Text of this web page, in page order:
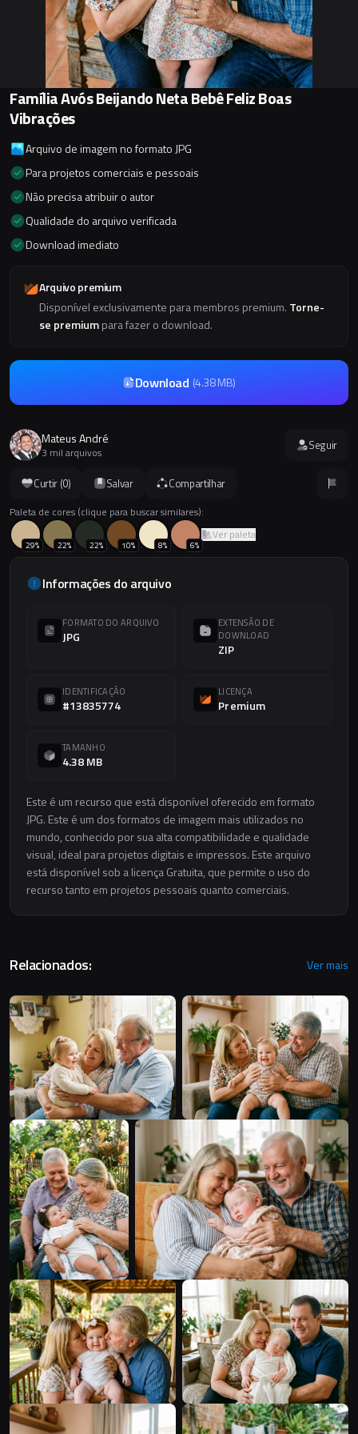
Curtir (0) Salvar Compartilhar
Paleta de cores (clique para buscar similares):
29% 22% 22% 10% 8% 6%
Ver paleta
Informações do arquivo
FORMATO DO ARQUIVO
JPG
EXTENSÃO DE
DOWNLOAD
ZIP
IDENTIFICAÇÃO
#13835774
LICENÇA
Premium
TAMANHO
4.38 MB
Este é um recurso que está disponível oferecido em formato
JPG. Este é um dos formatos de imagem mais utilizados no
mundo, conhecido por sua alta compatibilidade e qualidade
visual, ideal para projetos digitais e impressos. Este arquivo
está disponível sob a licença Gratuita, que permite o uso do
recurso tanto em projetos pessoais quanto comerciais.
Família Avós Beijando Neta Bebê Feliz Boas
Vibrações
Arquivo de imagem no formato JPG
Para projetos comerciais e pessoais
Não precisa atribuir o autor
Qualidade do arquivo verificada
Download imediato
Arquivo premium
Disponível exclusivamente para membros premium. Torne-
se premiumpara fazer o download.
Download (4.38 MB)
Mateus André
3 mil arquivos Seguir
Relacionados: Ver mais